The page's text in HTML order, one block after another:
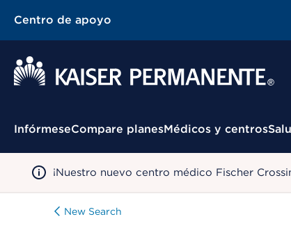
Centro de apoyo
Menú contextual
InfórmeseCompare planesMédicos y centros
¡Nuestro nuevo centro médico Fischer
New Search